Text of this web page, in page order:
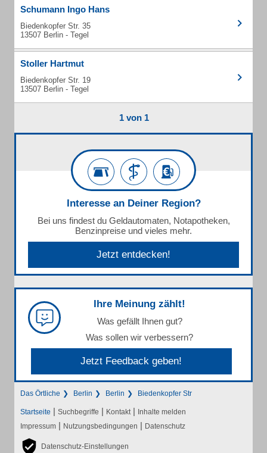
Schumann Ingo Hans
Biedenkopfer Str. 35
13507 Berlin - Tegel
Stoller Hartmut
Biedenkopfer Str. 19
13507 Berlin - Tegel
1 von 1
Interesse an Deiner Region?
Bei uns findest du Geldautomaten, Notapotheken,
Benzinpreise und vieles mehr.
Jetzt entdecken!
Ihre Meinung zählt!
Was gefällt Ihnen gut?
Was sollen wir verbessern?
Jetzt Feedback geben!
Das Örtliche Berlin Berlin Biedenkopfer Str
Startseite | Suchbegriffe | Kontakt | Inhalte melden
Impressum | Nutzungsbedingungen | Datenschutz
Datenschutz-Einstellungen